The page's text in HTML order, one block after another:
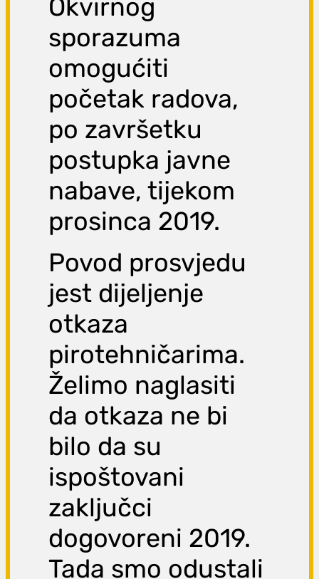
Okvirnog
sporazuma
omogućiti
početak radova,
po završetku
postupka javne
nabave, tijekom
prosinca 2019.
Povod prosvjedu
jest dijeljenje
otkaza
pirotehničarima.
Želimo naglasiti
da otkaza ne bi
bilo da su
ispoštovani
zaključci
dogovoreni 2019.
Tada smo odustali